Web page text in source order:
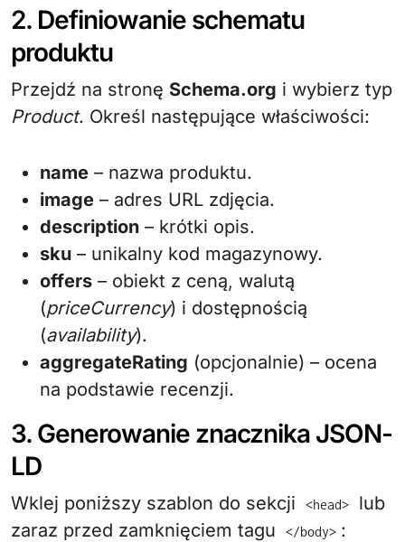
2. Definiowanie schematu
produktu
Przejdź na stronę Schema.org i wybierz typ
Product. Określ następujące właściwości:
name – nazwa produktu.
image – adres URL zdjęcia.
description – krótki opis.
sku – unikalny kod magazynowy.
offers – obiekt z ceną, walutą
(priceCurrency) i dostępnością
(availability).
aggregateRating (opcjonalnie) – ocena
na podstawie recenzji.
3. Generowanie znacznika JSON-
LD
Wklej poniższy szablon do sekcji <head>
lub
zaraz przed zamknięciem tagu
</body> :